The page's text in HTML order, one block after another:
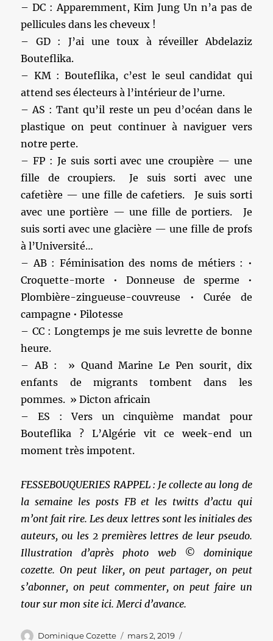
– DC : Apparemment, Kim Jung Un n’a pas de
pellicules dans les cheveux !
– GD : J’ai une toux à réveiller Abdelaziz
Bouteflika.
– KM : Bouteflika, c’est le seul candidat qui
attend ses électeurs à l’intérieur de l’urne.
– AS : Tant qu’il reste un peu d’océan dans le
plastique on peut continuer à naviguer vers
notre perte.
– FP : Je suis sorti avec une croupière — une
fille de croupiers. Je suis sorti avec une
cafetière — une fille de cafetiers. Je suis sorti
avec une portière — une fille de portiers. Je
suis sorti avec une glacière — une fille de profs
à l’Université…
– AB : Féminisation des noms de métiers : •
Croquette-morte • Donneuse de sperme •
Plombière-zingueuse-couvreuse • Curée de
campagne • Pilotesse
– CC : Longtemps je me suis levrette de bonne
heure.
– AB : » Quand Marine Le Pen sourit, dix
enfants de migrants tombent dans les
pommes. » Dicton africain
– ES : Vers un cinquième mandat pour
Bouteflika ? L’Algérie vit ce week-end un
moment très impotent.
FESSEBOUQUERIES RAPPEL : Je collecte au long de
la semaine les posts FB et les twitts d’actu qui
m’ont fait rire. Les deux lettres sont les initiales des
auteurs, ou les 2 premières lettres de leur pseudo.
Illustration d’après photo web © dominique
cozette. On peut liker, on peut partager, on peut
s’abonner, on peut commenter, on peut faire un
tour sur mon site ici. Merci d’avance.
Auteur
Dominique Cozette
Publié
mars 2, 2019